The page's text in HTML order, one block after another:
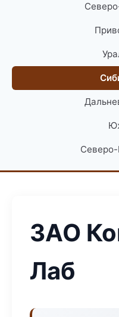
ЗАО
Лаб